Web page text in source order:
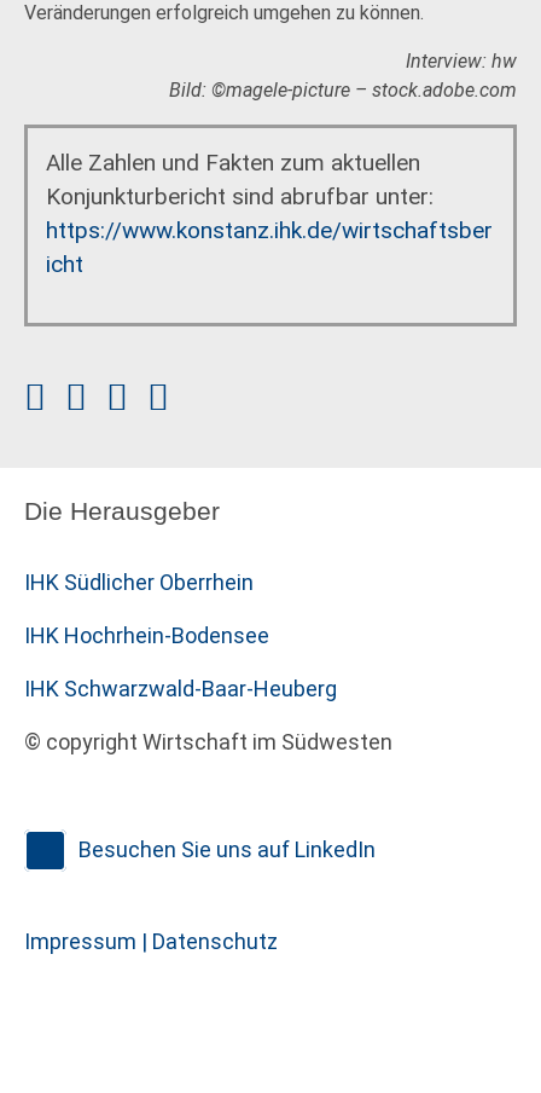
Veränderungen erfolgreich umgehen zu können.
Interview: hw
Bild: ©magele-picture – stock.adobe.com
Alle Zahlen und Fakten zum aktuellen
Konjunkturbericht sind abrufbar unter:
https://www.konstanz.ihk.de/wirtschaftsber
icht
Die Herausgeber
IHK Südlicher Oberrhein
IHK Hochrhein-Bodensee
IHK Schwarzwald-Baar-Heuberg
© copyright Wirtschaft im Südwesten
Besuchen Sie uns auf LinkedIn
Impressum | Datenschutz